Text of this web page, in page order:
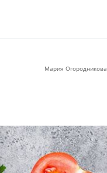
Мария Огородникова